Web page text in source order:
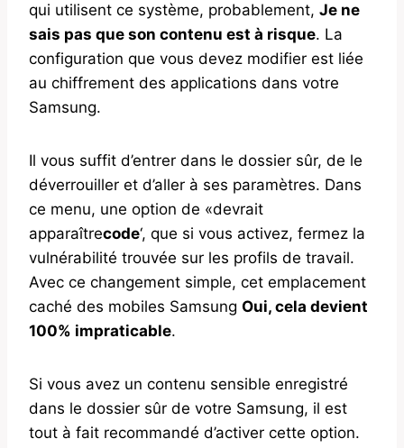
qui utilisent ce système, probablement, Je ne
sais pas que son contenu est à risque. La
configuration que vous devez modifier est liée
au chiffrement des applications dans votre
Samsung.
Il vous suffit d’entrer dans le dossier sûr, de le
déverrouiller et d’aller à ses paramètres. Dans
ce menu, une option de «devrait
apparaîtrecode‘, que si vous activez, fermez la
vulnérabilité trouvée sur les profils de travail.
Avec ce changement simple, cet emplacement
caché des mobiles Samsung Oui, cela devient
100% impraticable.
Si vous avez un contenu sensible enregistré
dans le dossier sûr de votre Samsung, il est
tout à fait recommandé d’activer cette option.